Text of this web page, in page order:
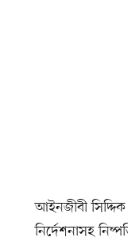
আইনজীবী সিদ্দিক
নির্দেশনাসহ